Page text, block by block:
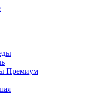
Премиум